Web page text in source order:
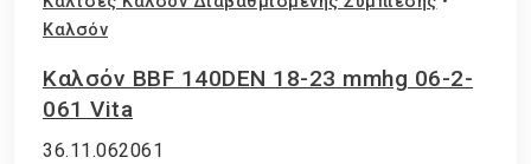
Καλσόν
Καλσόν BBF 140DEN 18-23 mmhg 06-2-
061 Vita
36.11.062061